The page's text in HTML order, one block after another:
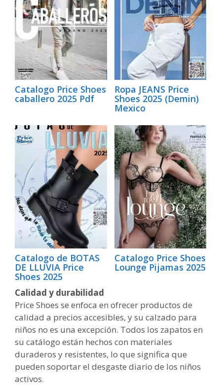
Catalogo Price Shoes
caballero 2025 Pdf
Ropa JEANS Price
Shoes 2025 (Demin)
Mexico
Catalogo de BOTAS
DE LLUVIA Price
Shoes 2025
Catalogo Price Shoes
Lounge Pijamas 2025
Calidad y durabilidad
Price Shoes se enfoca en ofrecer productos de
calidad a precios accesibles, y su calzado para
niños no es una excepción. Todos los zapatos en
su catálogo están hechos con materiales
duraderos y resistentes, lo que significa que
pueden soportar el desgaste diario de los niños
activos.